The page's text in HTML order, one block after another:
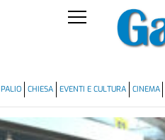
PALIO CHIESA EVENTI E CULTURA CINEMA